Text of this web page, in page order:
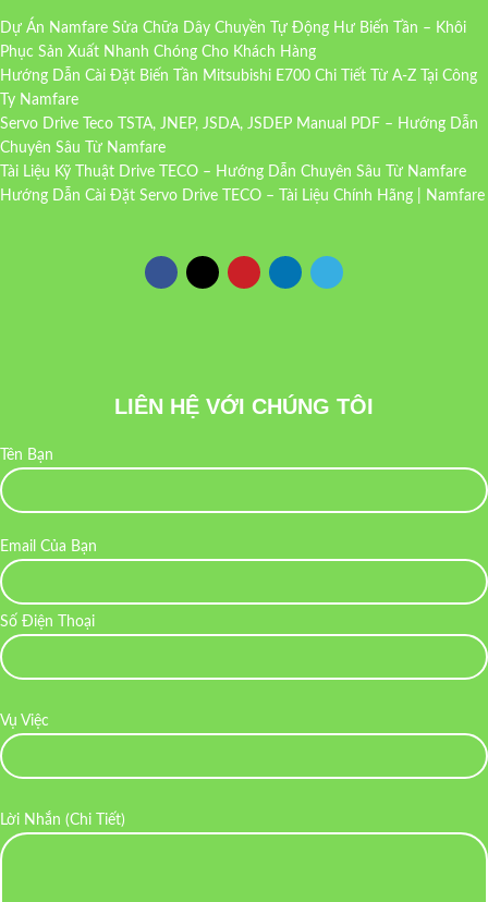
Dự Án Namfare Sửa Chữa Dây Chuyền Tự Động Hư Biến Tần – Khôi
Phục Sản Xuất Nhanh Chóng Cho Khách Hàng
Hướng Dẫn Cài Đặt Biến Tần Mitsubishi E700 Chi Tiết Từ A-Z Tại Công
Ty Namfare
Servo Drive Teco TSTA, JNEP, JSDA, JSDEP Manual PDF – Hướng Dẫn
Chuyên Sâu Từ Namfare
Tài Liệu Kỹ Thuật Drive TECO – Hướng Dẫn Chuyên Sâu Từ Namfare
Hướng Dẫn Cài Đặt Servo Drive TECO – Tài Liệu Chính Hãng | Namfare
LIÊN HỆ VỚI CHÚNG TÔI
Tên Bạn
Email Của Bạn
Số Điện Thoại
Vụ Việc
Lời Nhắn (Chi Tiết)